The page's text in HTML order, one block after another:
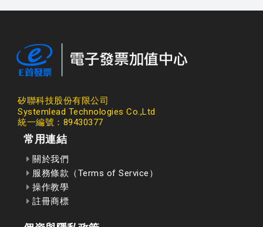
矽聯科技股份有限公司
Systemlead Technologies Co.,Ltd
統一編號：89430377
常用連結
關於我們
服務條款（Terms of Service）
操作教學
註冊商標